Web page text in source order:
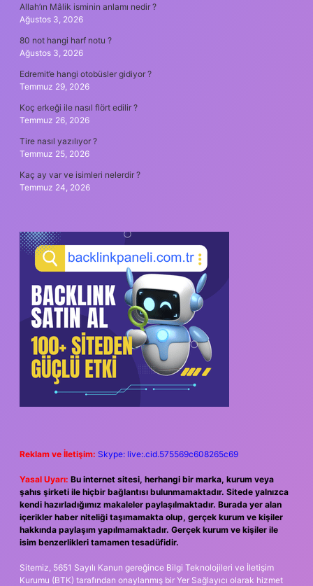
Allah’ın Mâlik isminin anlamı nedir ?
Ağustos 3, 2026
80 not hangi harf notu ?
Ağustos 3, 2026
Edremit’e hangi otobüsler gidiyor ?
Temmuz 29, 2026
Koç erkeği ile nasıl flört edilir ?
Temmuz 26, 2026
Tire nasıl yazılıyor ?
Temmuz 25, 2026
Kaç ay var ve isimleri nelerdir ?
Temmuz 24, 2026
Reklam ve İletişim: Skype: live:.cid.575569c608265c69
Yasal Uyarı: Bu internet sitesi, herhangi bir marka, kurum veya
şahıs şirketi ile hiçbir bağlantısı bulunmamaktadır. Sitede yalnızca
kendi hazırladığımız makaleler paylaşılmaktadır. Burada yer alan
içerikler haber niteliği taşımamakta olup, gerçek kurum ve kişiler
hakkında paylaşım yapılmamaktadır. Gerçek kurum ve kişiler ile
isim benzerlikleri tamamen tesadüfidir.
Sitemiz, 5651 Sayılı Kanun gereğince Bilgi Teknolojileri ve İletişim
Kurumu (BTK) tarafından onaylanmış bir Yer Sağlayıcı olarak hizmet